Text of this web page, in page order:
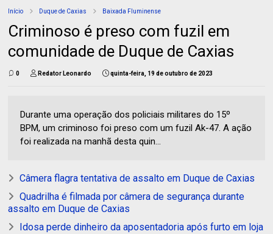
Início Duque de Caxias Baixada Fluminense
Criminoso é preso com fuzil em
comunidade de Duque de Caxias
0 Redator Leonardo quinta-feira, 19 de outubro de 2023
Durante uma operação dos policiais militares do 15º
BPM, um criminoso foi preso com um fuzil Ak-47. A ação
foi realizada na manhã desta quin...
Câmera flagra tentativa de assalto em Duque de Caxias
Quadrilha é filmada por câmera de segurança durante
assalto em Duque de Caxias
Idosa perde dinheiro da aposentadoria após furto em loja